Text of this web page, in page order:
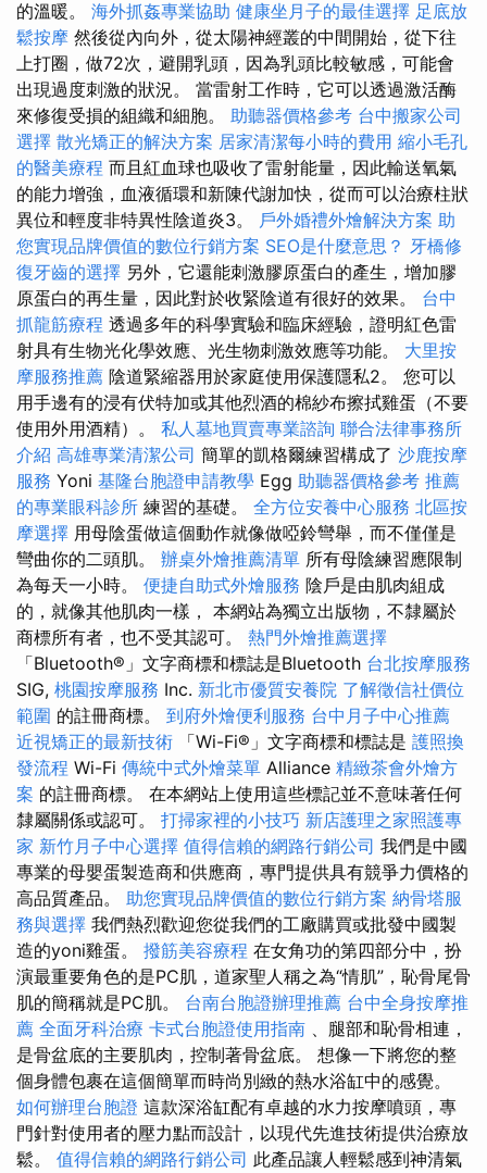
的溫暖。 海外抓姦專業協助 健康坐月子的最佳選擇 足底放
鬆按摩 然後從內向外，從太陽神經叢的中間開始，從下往
上打圈，做72次，避開乳頭，因為乳頭比較敏感，可能會
出現過度刺激的狀況。 當雷射工作時，它可以透過激活酶
來修復受損的組織和細胞。 助聽器價格參考 台中搬家公司
選擇 散光矯正的解決方案 居家清潔每小時的費用 縮小毛孔
的醫美療程 而且紅血球也吸收了雷射能量，因此輸送氧氣
的能力增強，血液循環和新陳代謝加快，從而可以治療柱狀
異位和輕度非特異性陰道炎3。 戶外婚禮外燴解決方案 助
您實現品牌價值的數位行銷方案 SEO是什麼意思？ 牙橋修
復牙齒的選擇 另外，它還能刺激膠原蛋白的產生，增加膠
原蛋白的再生量，因此對於收緊陰道有很好的效果。 台中
抓龍筋療程 透過多年的科學實驗和臨床經驗，證明紅色雷
射具有生物光化學效應、光生物刺激效應等功能。 大里按
摩服務推薦 陰道緊縮器用於家庭使用保護隱私2。 您可以
用手邊有的浸有伏特加或其他烈酒的棉紗布擦拭雞蛋（不要
使用外用酒精）。 私人墓地買賣專業諮詢 聯合法律事務所
介紹 高雄專業清潔公司 簡單的凱格爾練習構成了 沙鹿按摩
服務 Yoni 基隆台胞證申請教學 Egg 助聽器價格參考 推薦
的專業眼科診所 練習的基礎。 全方位安養中心服務 北區按
摩選擇 用母陰蛋做這個動作就像做啞鈴彎舉，而不僅僅是
彎曲你的二頭肌。 辦桌外燴推薦清單 所有母陰練習應限制
為每天一小時。 便捷自助式外燴服務 陰戶是由肌肉組成
的，就像其他肌肉一樣， 本網站為獨立出版物，不隸屬於
商標所有者，也不受其認可。 熱門外燴推薦選擇
「Bluetooth®」文字商標和標誌是Bluetooth 台北按摩服務
SIG, 桃園按摩服務 Inc. 新北市優質安養院 了解徵信社價位
範圍 的註冊商標。 到府外燴便利服務 台中月子中心推薦
近視矯正的最新技術 「Wi-Fi®」文字商標和標誌是 護照換
發流程 Wi-Fi 傳統中式外燴菜單 Alliance 精緻茶會外燴方
案 的註冊商標。 在本網站上使用這些標記並不意味著任何
隸屬關係或認可。 打掃家裡的小技巧 新店護理之家照護專
家 新竹月子中心選擇 值得信賴的網路行銷公司 我們是中國
專業的母嬰蛋製造商和供應商，專門提供具有競爭力價格的
高品質產品。 助您實現品牌價值的數位行銷方案 納骨塔服
務與選擇 我們熱烈歡迎您從我們的工廠購買或批發中國製
造的yoni雞蛋。 撥筋美容療程 在女角功的第四部分中，扮
演最重要角色的是PC肌，道家聖人稱之為“情肌”，恥骨尾骨
肌的簡稱就是PC肌。 台南台胞證辦理推薦 台中全身按摩推
薦 全面牙科治療 卡式台胞證使用指南 、腿部和恥骨相連，
是骨盆底的主要肌肉，控制著骨盆底。 想像一下將您的整
個身體包裹在這個簡單而時尚別緻的熱水浴缸中的感覺。
如何辦理台胞證 這款深浴缸配有卓越的水力按摩噴頭，專
門針對使用者的壓力點而設計，以現代先進技術提供治療放
鬆。 值得信賴的網路行銷公司 此產品讓人輕鬆感到神清氣